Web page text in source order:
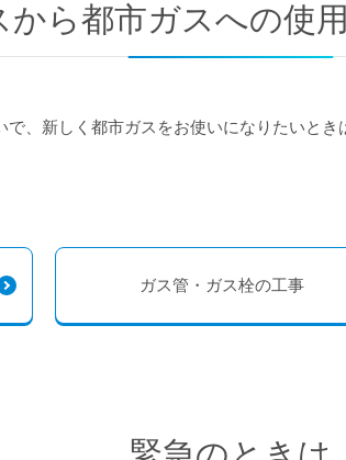
から都市ガスへの使
、新しく都市ガスをお使いになりたいとき
ガス管・ガス栓の工事